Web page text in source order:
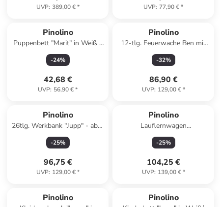
UVP: 389,00 €* UVP: 77,90 €*
Pinolino
Puppenbett "Marit" in Weiß -
ab 3 Jahren
-24%
42,68 €
UVP: 56,90 €*
Pinolino
12-tlg. Feuerwache Ben mit
Garage, in brown,red
-32%
86,90 €
UVP: 129,00 €*
Pinolino
26tlg. Werkbank "Jupp" - ab 3
Jahren
-25%
96,75 €
UVP: 129,00 €*
Pinolino
Lauflernwagen
'Feuerwehrauto Fred' - ab 12
Monaten
-25%
104,25 €
UVP: 139,00 €*
Pinolino Pinolino